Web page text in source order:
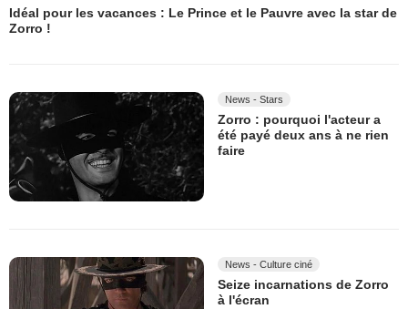
Idéal pour les vacances : Le Prince et le Pauvre avec la star de
Zorro !
News - Stars
Zorro : pourquoi l'acteur a
été payé deux ans à ne rien
faire
News - Culture ciné
Seize incarnations de Zorro
à l'écran